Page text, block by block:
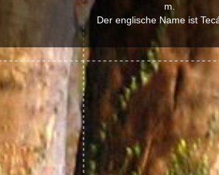
m.
Der englische Name ist